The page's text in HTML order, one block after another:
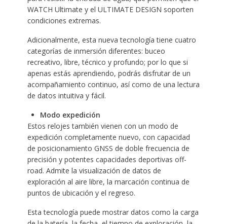
WATCH Ultimate y el ULTIMATE DESIGN soporten
condiciones extremas.
Adicionalmente, esta nueva tecnología tiene cuatro
categorías de inmersión diferentes: buceo
recreativo, libre, técnico y profundo; por lo que si
apenas estás aprendiendo, podrás disfrutar de un
acompañamiento continuo, así como de una lectura
de datos intuitiva y fácil.
Modo expedición
Estos relojes también vienen con un modo de
expedición completamente nuevo, con capacidad
de posicionamiento GNSS de doble frecuencia de
precisión y potentes capacidades deportivas off-
road. Admite la visualización de datos de
exploración al aire libre, la marcación continua de
puntos de ubicación y el regreso.
Esta tecnología puede mostrar datos como la carga